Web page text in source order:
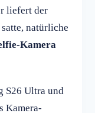
liefert der
natürliche
Kamera
S26 Ultra und
Kamera-